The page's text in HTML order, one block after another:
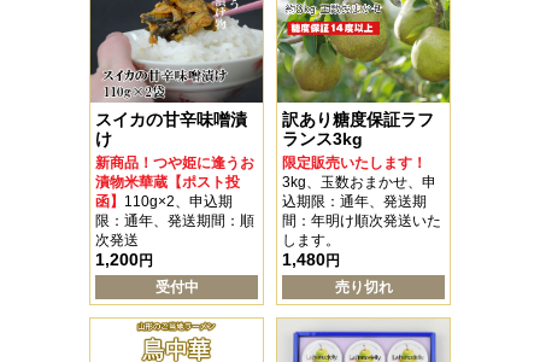
スイカの甘辛味噌漬
け
新商品！つや姫に逢うお
漬物米華蔵【ポスト投
函】 110g×2、申込期
限：通年、発送期間：順
次発送
1,200円
受付中
訳あり糖度保証ラフ
ランス3kg
限定販売いたします！
3kg、玉数おまかせ、申
込期限：通年、発送期
間：年明け順次発送いた
します。
1,480円
売り切れ